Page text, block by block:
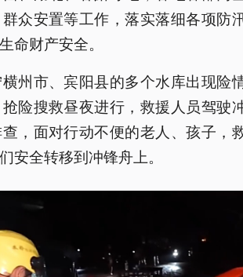
众安置等工作，落实落细各项防
命财产安全。
州市、宾阳县的多个水库出现险
险搜救昼夜进行，救援人员驾驶
，面对行动不便的老人、孩子，
安全转移到冲锋舟上。